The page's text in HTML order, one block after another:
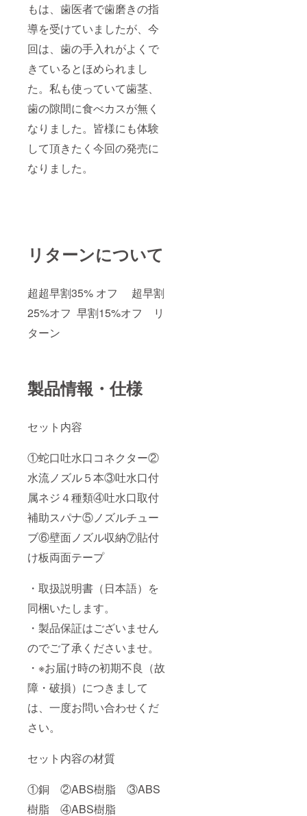
もは、歯医者で歯磨きの指
導を受けていましたが、今
回は、歯の手入れがよくで
きているとほめられまし
た。私も使っていて歯茎、
歯の隙間に食べカスが無く
なりました。皆様にも体験
して頂きたく今回の発売に
なりました。
リターンについて
超超早割35% オフ 超早割
25%オフ 早割15%オフ リ
ターン
製品情報・仕様
セット内容
①蛇口吐水口コネクター②
水流ノズル５本③吐水口付
属ネジ４種類④吐水口取付
補助スパナ⑤ノズルチュー
ブ⑥壁面ノズル収納⑦貼付
け板両面テープ
・取扱説明書（日本語）を
同梱いたします。
・製品保証はございません
のでご了承くださいませ。
・※お届け時の初期不良（故
障・破損）につきまして
は、一度お問い合わせくだ
さい。
セット内容の材質
①銅 ②ABS樹脂 ③ABS
樹脂 ④ABS樹脂